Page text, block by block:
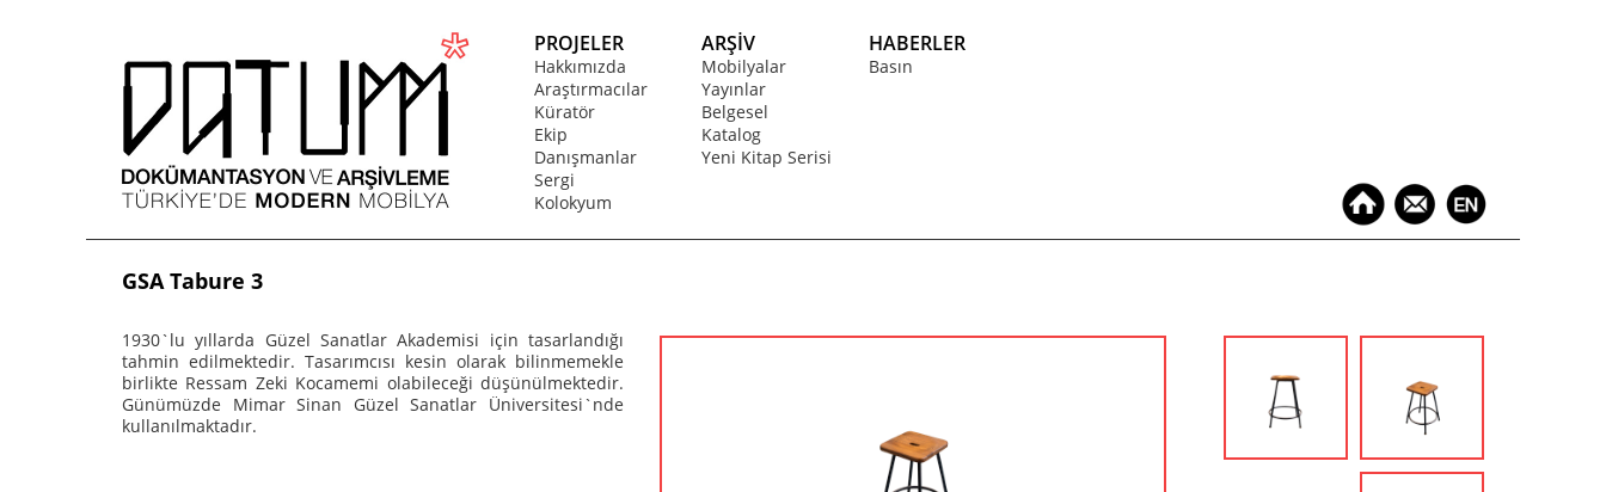
PROJELER
Hakkımızda
Araştırmacılar
Küratör
Ekip
Danışmanlar
Sergi
Kolokyum
ARŞİV
Mobilyalar
Yayınlar
Belgesel
Katalog
Yeni Kitap Serisi
HABERLER
Basın
GSA Tabure 3
1930`lu yıllarda Güzel Sanatlar Akademisi için tasarlandığı
tahmin edilmektedir. Tasarımcısı kesin olarak bilinmemekle
birlikte Ressam Zeki Kocamemi olabileceği düşünülmektedir.
Günümüzde Mimar Sinan Güzel Sanatlar Üniversitesi`nde
kullanılmaktadır.